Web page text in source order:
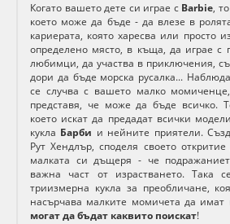
Когато вашето дете си играе с Barbie,
което може да бъде - да влезе в
кариерата, която харесва или просто
определено място, в къща, да играе
любимци, да участва в приключения,
дори да бъде морска русалка...
се случва с вашето малко
представя, че може да бъде всичко.
което искат да предадат всички
кукла Барби и нейните приятели.
Рут Хендлър, споделя своето
малката си дъщеря - че
важна част от израстването. Така
триизмерна кукла за преобличане,
насърчава малките момичета да имат
могат да бъдат каквито поискат!